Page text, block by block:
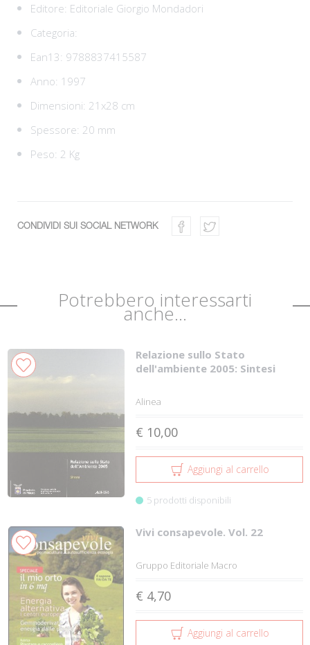
Editore: Editoriale Giorgio Mondadori
Categoria:
Ean13: 9788837415587
Anno: 1997
Dimensioni: 21x28 cm
Spessore: 20 mm
Peso: 2 Kg
CONDIVIDI SUI SOCIAL NETWORK
Potrebbero interessarti
anche...
Relazione sullo Stato
dell'ambiente 2005: Sintesi
Alinea
€ 10,00
Aggiungi al carrello
5 prodotti disponibili
Vivi consapevole. Vol. 22
Gruppo Editoriale Macro
€ 4,70
Aggiungi al carrello